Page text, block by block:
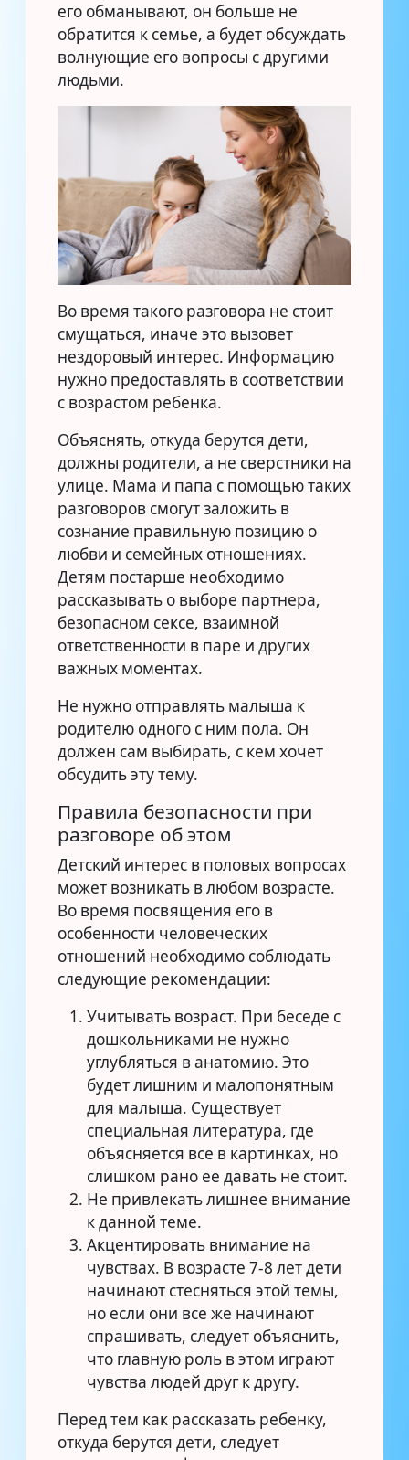
его обманывают, он больше не
обратится к семье, а будет обсуждать
волнующие его вопросы с другими
людьми.
Во время такого разговора не стоит
смущаться, иначе это вызовет
нездоровый интерес. Информацию
нужно предоставлять в соответствии
с возрастом ребенка.
Объяснять, откуда берутся дети,
должны родители, а не сверстники на
улице. Мама и папа с помощью таких
разговоров смогут заложить в
сознание правильную позицию о
любви и семейных отношениях.
Детям постарше необходимо
рассказывать о выборе партнера,
безопасном сексе, взаимной
ответственности в паре и других
важных моментах.
Не нужно отправлять малыша к
родителю одного с ним пола. Он
должен сам выбирать, с кем хочет
обсудить эту тему.
Правила безопасности при
разговоре об этом
Детский интерес в половых вопросах
может возникать в любом возрасте.
Во время посвящения его в
особенности человеческих
отношений необходимо соблюдать
следующие рекомендации:
Учитывать возраст. При беседе с
дошкольниками не нужно
углубляться в анатомию. Это
будет лишним и малопонятным
для малыша. Существует
специальная литература, где
объясняется все в картинках, но
слишком рано ее давать не стоит.
Не привлекать лишнее внимание
к данной теме.
Акцентировать внимание на
чувствах. В возрасте 7-8 лет дети
начинают стесняться этой темы,
но если они все же начинают
спрашивать, следует объяснить,
что главную роль в этом играют
чувства людей друг к другу.
Перед тем как рассказать ребенку,
откуда берутся дети, следует